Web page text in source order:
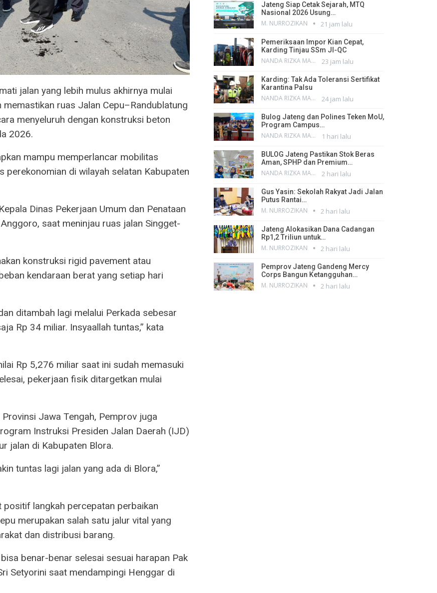
jalan yang lebih mulus akhirnya mulai
ruas Jalan Cepu–Randublatung
menyeluruh dengan konstruksi beton
2026.
mampu memperlancar mobilitas
di wilayah selatan Kabupaten
Dinas Pekerjaan Umum dan Penataan
saat meninjau ruas jalan Singget-
konstruksi rigid pavement atau
kendaraan berat yang setiap hari
ditambah lagi melalui Perkada sebesar
Rp 34 miliar. Insyaallah tuntas,” kata
Rp 5,276 miliar saat ini sudah memasuki
pekerjaan fisik ditargetkan mulai
Jawa Tengah, Pemprov juga
Instruksi Presiden Jalan Daerah (IJD)
jalan di Kabupaten Blora.
tuntas lagi jalan yang ada di Blora,”
positif langkah percepatan perbaikan
merupakan salah satu jalur vital yang
dan distribusi barang.
benar-benar selesai sesuai harapan Pak
Setyorini saat mendampingi Henggar di
Jateng Siap Cetak Sejarah, MTQ
Nasional 2026 Usung…
M. NURROZIKAN 21 jam lalu
Pemeriksaan Impor Kian Cepat,
Karding Tinjau SSm JI-QC
NANDA RIZKA MAHENDRA 23 jam lalu
Karding: Tak Ada Toleransi Sertifikat
Karantina Palsu
NANDA RIZKA MAHENDRA 24 jam lalu
Bulog Jateng dan Polines Teken MoU,
Program Campus…
NANDA RIZKA MAHENDRA 1 hari lalu
BULOG Jateng Pastikan Stok Beras
Aman, SPHP dan Premium…
NANDA RIZKA MAHENDRA 2 hari lalu
Gus Yasin: Sekolah Rakyat Jadi Jalan
Putus Rantai…
M. NURROZIKAN 2 hari lalu
Jateng Alokasikan Dana Cadangan
Rp1,2 Triliun untuk…
M. NURROZIKAN 2 hari lalu
Pemprov Jateng Gandeng Mercy
Corps Bangun Ketangguhan…
M. NURROZIKAN 2 hari lalu